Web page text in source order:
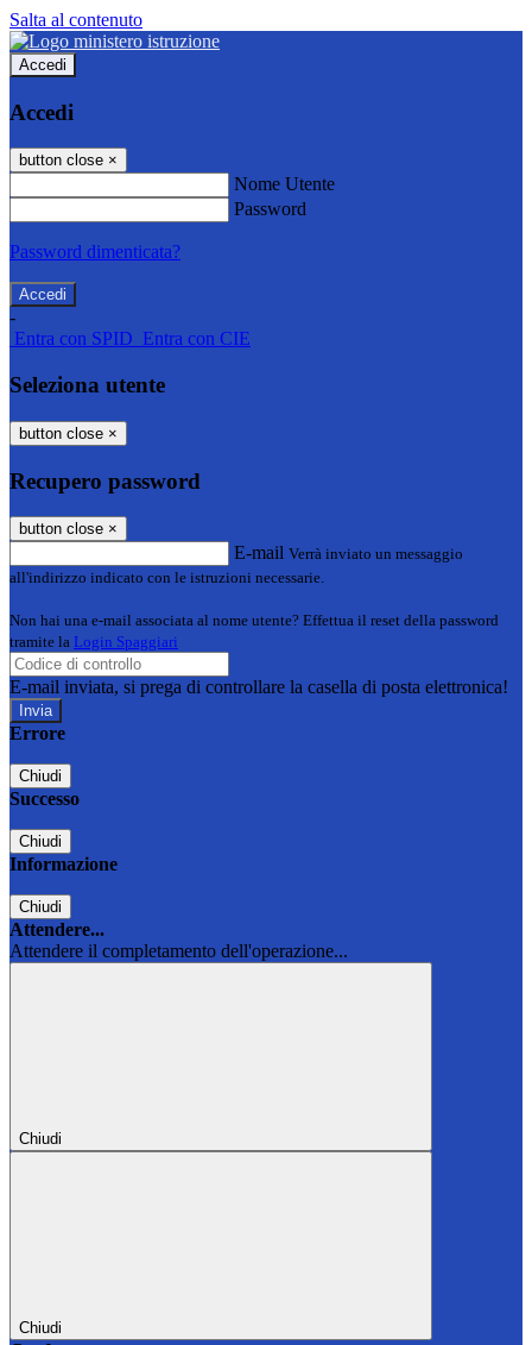
Salta al contenuto
Accedi
Accedi
button close ×
Nome Utente
Password
Password dimenticata?
-
Entra con SPID Entra con CIE
Seleziona utente
button close ×
Recupero password
button close ×
E-mail Verrà inviato un messaggio
all'indirizzo indicato con le istruzioni necessarie.
Non hai una e-mail associata al nome utente? Effettua il reset della password
tramite la Login Spaggiari
E-mail inviata, si prega di controllare la casella di posta elettronica!
Errore
Chiudi
Successo
Chiudi
Informazione
Chiudi
Attendere...
Attendere il completamento dell'operazione...
Chiudi
Chiudi